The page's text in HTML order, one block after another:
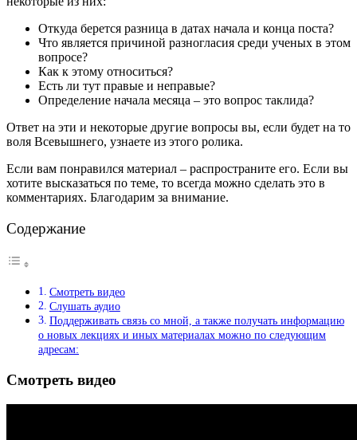
Откуда берется разница в датах начала и конца поста?
Что является причиной разногласия среди ученых в этом
вопросе?
Как к этому относиться?
Есть ли тут правые и неправые?
Определение начала месяца – это вопрос таклида?
Ответ на эти и некоторые другие вопросы вы, если будет на то
воля Всевышнего, узнаете из этого ролика.
Если вам понравился материал – распространите его. Если вы
хотите высказаться по теме, то всегда можно сделать это в
комментариях. Благодарим за внимание.
Содержание
Смотреть видео
Слушать аудио
Поддерживать связь со мной, а также получать информацию
о новых лекциях и иных материалах можно по следующим
адресам:
Смотреть видео